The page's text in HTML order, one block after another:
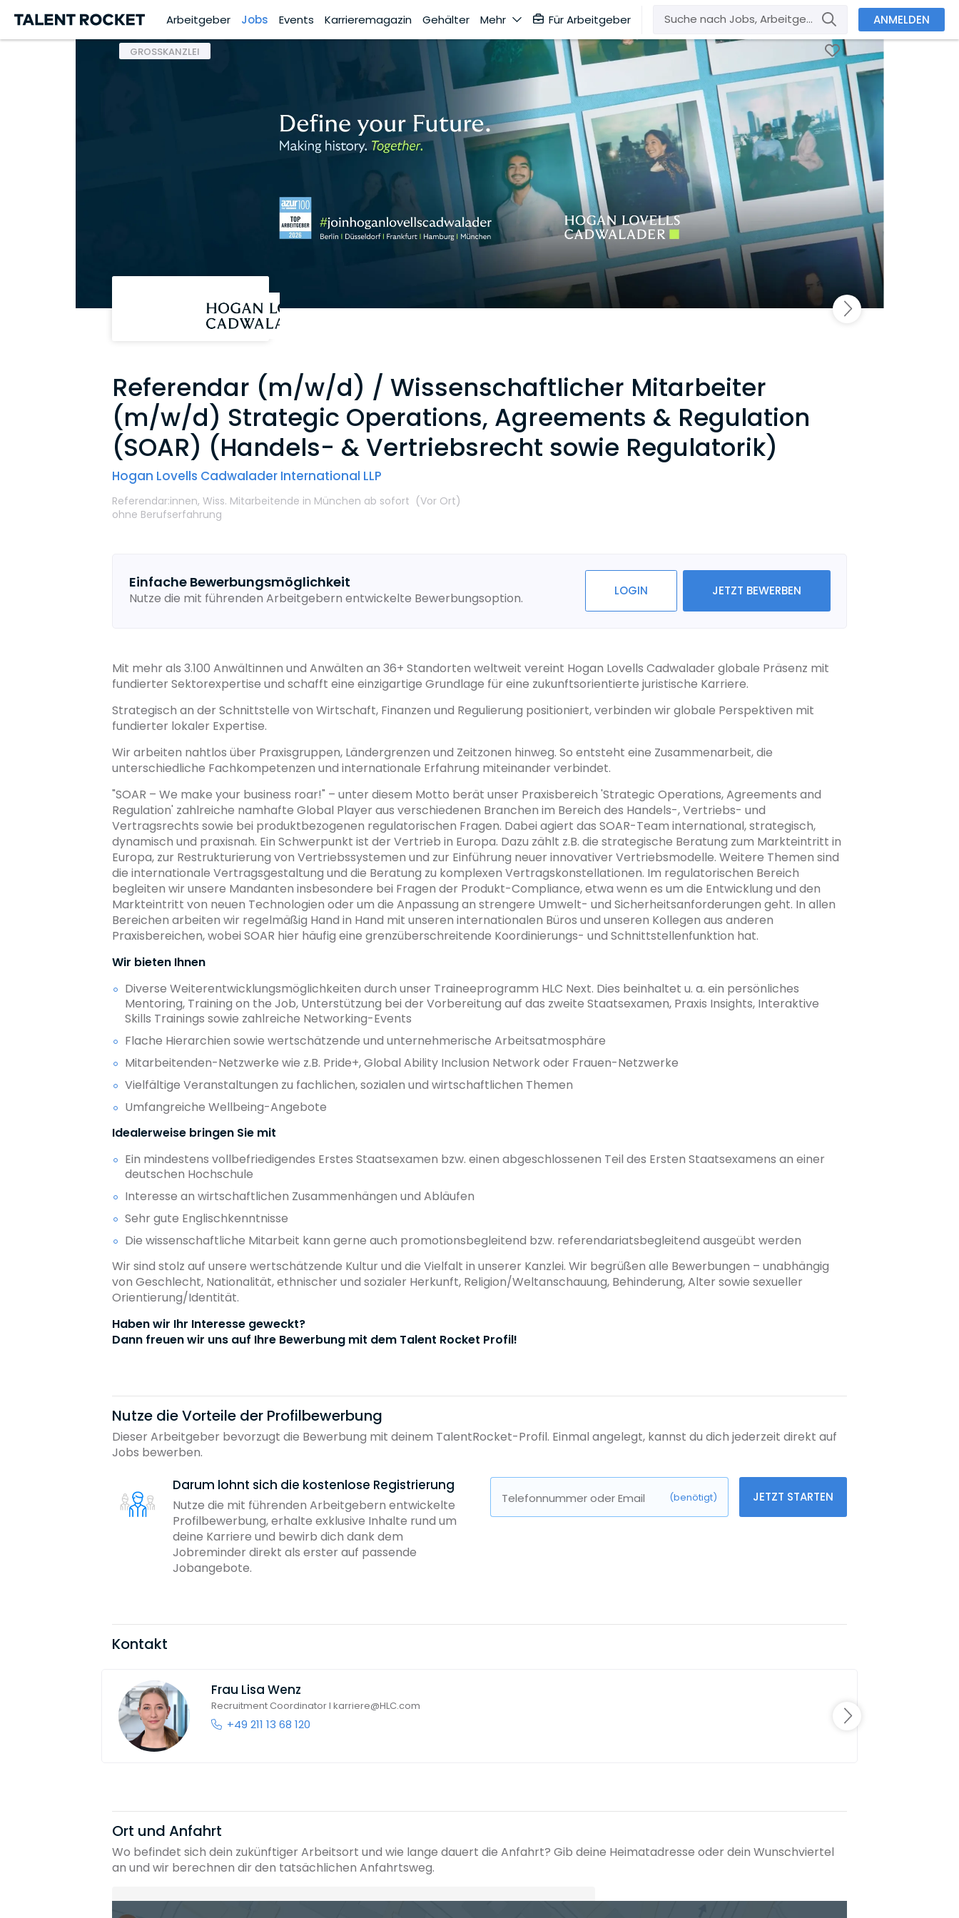
Arbeitgeber Jobs Events Karrieremagazin Gehälter Mehr Für Arbeitgeber ANMELDEN
GROSSKANZLEI
Referendar (m/w/d) / Wissenschaftlicher Mitarbeiter
(m/w/d) Strategic Operations, Agreements & Regulation
(SOAR) (Handels- & Vertriebsrecht sowie Regulatorik)
Hogan Lovells Cadwalader International LLP
Referendar:innen, Wiss. Mitarbeitende in München ab sofort (Vor Ort)
ohne Berufserfahrung
Einfache Bewerbungsmöglichkeit
Nutze die mit führenden Arbeitgebern entwickelte Bewerbungsoption. LOGIN JETZT BEWERBEN
Mit mehr als 3.100 Anwältinnen und Anwälten an 36+ Standorten weltweit vereint Hogan Lovells Cadwalader globale Präsenz mit
fundierter Sektorexpertise und schafft eine einzigartige Grundlage für eine zukunftsorientierte juristische Karriere.
Strategisch an der Schnittstelle von Wirtschaft, Finanzen und Regulierung positioniert, verbinden wir globale Perspektiven mit
fundierter lokaler Expertise.
Wir arbeiten nahtlos über Praxisgruppen, Ländergrenzen und Zeitzonen hinweg. So entsteht eine Zusammenarbeit, die
unterschiedliche Fachkompetenzen und internationale Erfahrung miteinander verbindet.
"SOAR – We make your business roar!" – unter diesem Motto berät unser Praxisbereich 'Strategic Operations, Agreements and
Regulation' zahlreiche namhafte Global Player aus verschiedenen Branchen im Bereich des Handels-, Vertriebs- und
Vertragsrechts sowie bei produktbezogenen regulatorischen Fragen. Dabei agiert das SOAR-Team international, strategisch,
dynamisch und praxisnah. Ein Schwerpunkt ist der Vertrieb in Europa. Dazu zählt z.B. die strategische Beratung zum Markteintritt in
Europa, zur Restrukturierung von Vertriebssystemen und zur Einführung neuer innovativer Vertriebsmodelle. Weitere Themen sind
die internationale Vertragsgestaltung und die Beratung zu komplexen Vertragskonstellationen. Im regulatorischen Bereich
begleiten wir unsere Mandanten insbesondere bei Fragen der Produkt-Compliance, etwa wenn es um die Entwicklung und den
Markteintritt von neuen Technologien oder um die Anpassung an strengere Umwelt- und Sicherheitsanforderungen geht. In allen
Bereichen arbeiten wir regelmäßig Hand in Hand mit unseren internationalen Büros und unseren Kollegen aus anderen
Praxisbereichen, wobei SOAR hier häufig eine grenzüberschreitende Koordinierungs- und Schnittstellenfunktion hat.
Wir bieten Ihnen
Diverse Weiterentwicklungsmöglichkeiten durch unser Traineeprogramm HLC Next. Dies beinhaltet u. a. ein persönliches
Mentoring, Training on the Job, Unterstützung bei der Vorbereitung auf das zweite Staatsexamen, Praxis Insights, Interaktive
Skills Trainings sowie zahlreiche Networking-Events
Flache Hierarchien sowie wertschätzende und unternehmerische Arbeitsatmosphäre
Mitarbeitenden-Netzwerke wie z.B. Pride+, Global Ability Inclusion Network oder Frauen-Netzwerke
Vielfältige Veranstaltungen zu fachlichen, sozialen und wirtschaftlichen Themen
Umfangreiche Wellbeing-Angebote
Idealerweise bringen Sie mit
Ein mindestens vollbefriedigendes Erstes Staatsexamen bzw. einen abgeschlossenen Teil des Ersten Staatsexamens an einer
deutschen Hochschule
Interesse an wirtschaftlichen Zusammenhängen und Abläufen
Sehr gute Englischkenntnisse
Die wissenschaftliche Mitarbeit kann gerne auch promotionsbegleitend bzw. referendariatsbegleitend ausgeübt werden
Wir sind stolz auf unsere wertschätzende Kultur und die Vielfalt in unserer Kanzlei. Wir begrüßen alle Bewerbungen – unabhängig
von Geschlecht, Nationalität, ethnischer und sozialer Herkunft, Religion/Weltanschauung, Behinderung, Alter sowie sexueller
Orientierung/Identität.
Haben wir Ihr Interesse geweckt?
Dann freuen wir uns auf Ihre Bewerbung mit dem Talent Rocket Profil!
Nutze die Vorteile der Profilbewerbung
Dieser Arbeitgeber bevorzugt die Bewerbung mit deinem TalentRocket-Profil. Einmal angelegt, kannst du dich jederzeit direkt auf
Jobs bewerben.
Darum lohnt sich die kostenlose Registrierung
Nutze die mit führenden Arbeitgebern entwickelte
Profilbewerbung, erhalte exklusive Inhalte rund um
deine Karriere und bewirb dich dank dem
Jobreminder direkt als erster auf passende
Jobangebote.
Telefonnummer oder Email (benötigt) JETZT STARTEN
Kontakt
Frau Lisa Wenz
Recruitment Coordinator I karriere@HLC.com
+49 211 13 68 120
Ort und Anfahrt
Wo befindet sich dein zukünftiger Arbeitsort und wie lange dauert die Anfahrt? Gib deine Heimatadresse oder dein Wunschviertel
an und wir berechnen dir den tatsächlichen Anfahrtsweg.
Heimatadresse oder Wunschort